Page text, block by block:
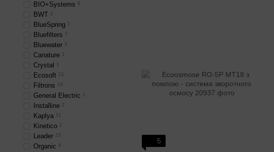
5
BIO+Systems 8
BWT 2
BlueSpring 1
Bluefilters 7
Bluewater 3
Canature 1
Crystal 1
Ecosoft 21
Filtrons 16
General Electric 1
Installine 2
Kaplya 11
Kinetico 2
Leader 15
Organic 9